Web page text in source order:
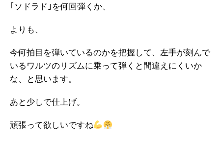
｢ソドラド｣を何回弾くか、
よりも、
今何拍目を弾いているのかを把握して、左手が刻んで
いるワルツのリズムに乗って弾くと間違えにくいか
な、と思います。
あと少しで仕上げ。
頑張って欲しいですね